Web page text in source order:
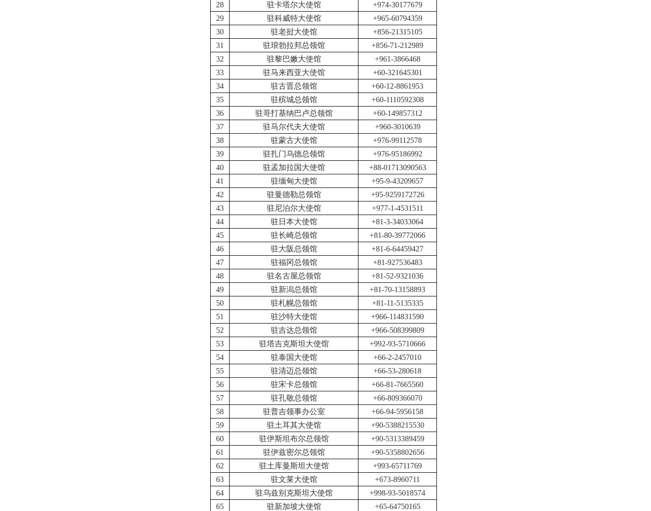
28
驻卡塔尔大使馆
+974-30177679
29
驻科威特大使馆
+965-60794359
30
驻老挝大使馆
+856-21315105
31
驻琅勃拉邦总领馆
+856-71-212989
32
驻黎巴嫩大使馆
+961-3866468
33
驻马来西亚大使馆
+60-321645301
34
驻古晋总领馆
+60-12-8861953
35
驻槟城总领馆
+60-1110592308
36
驻哥打基纳巴卢总领馆
+60-149857312
37
驻马尔代夫大使馆
+960-3010639
38
驻蒙古大使馆
+976-99112578
39
驻扎门乌德总领馆
+976-95186992
40
驻孟加拉国大使馆
+88-01713090563
41
驻缅甸大使馆
+95-9-43209657
42
驻曼德勒总领馆
+95-9259172726
43
驻尼泊尔大使馆
+977-1-4531511
44
驻日本大使馆
+81-3-34033064
45
驻长崎总领馆
+81-80-39772066
46
驻大阪总领馆
+81-6-64459427
47
驻福冈总领馆
+81-927536483
48
驻名古屋总领馆
+81-52-9321036
49
驻新潟总领馆
+81-70-13158893
50
驻札幌总领馆
+81-11-5135335
51
驻沙特大使馆
+966-114831590
52
驻吉达总领馆
+966-508399809
53
驻塔吉克斯坦大使馆
+992-93-5710666
54
驻泰国大使馆
+66-2-2457010
55
驻清迈总领馆 +66-53-280618
56
驻宋卡总领馆
+66-81-7665560
57
驻孔敬总领馆
+66-809366070
58
驻普吉领事办公室
+66-94-5956158
59
驻土耳其大使馆
+90-5388215530
60
驻伊斯坦布尔总领馆
+90-5313389459
61
驻伊兹密尔总领馆
+90-5358802656
62
驻土库曼斯坦大使馆
+993-65711769
63
驻文莱大使馆
+673-8960711
64
驻乌兹别克斯坦大使馆
+998-93-5018574
65
驻新加坡大使馆
+65-64750165